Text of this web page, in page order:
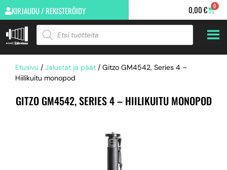
KIRJAUDU / REKISTERÖIDY 0,00€ 0
Etusivu / Jalustat ja päät / Gitzo GM4542, Series 4 –
Hiilikuitu monopod
GITZO GM4542, SERIES 4 – HIILIKUITU MONOPOD